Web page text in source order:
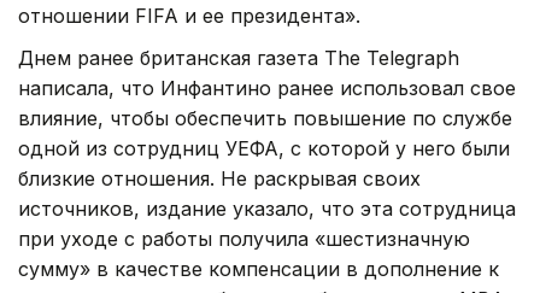
отношении FIFA и ее президента».
Днем ранее британская газета The Telegraph
написала, что Инфантино ранее использовал свое
влияние, чтобы обеспечить повышение по службе
одной из сотрудниц УЕФА, с которой у него были
близкие отношения. Не раскрывая своих
источников, издание указало, что эта сотрудница
при уходе с работы получила «шестизначную
сумму» в качестве компенсации в дополнение к